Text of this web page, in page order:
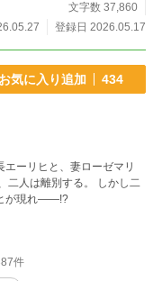
文字数 37,860
登録日 2026.05.17
お気に入り追加 434
ーリヒと、妻ローゼマリ
が現れ――!?
件